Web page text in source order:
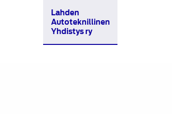
Lahden
Autoteknillinen
Yhdistys ry